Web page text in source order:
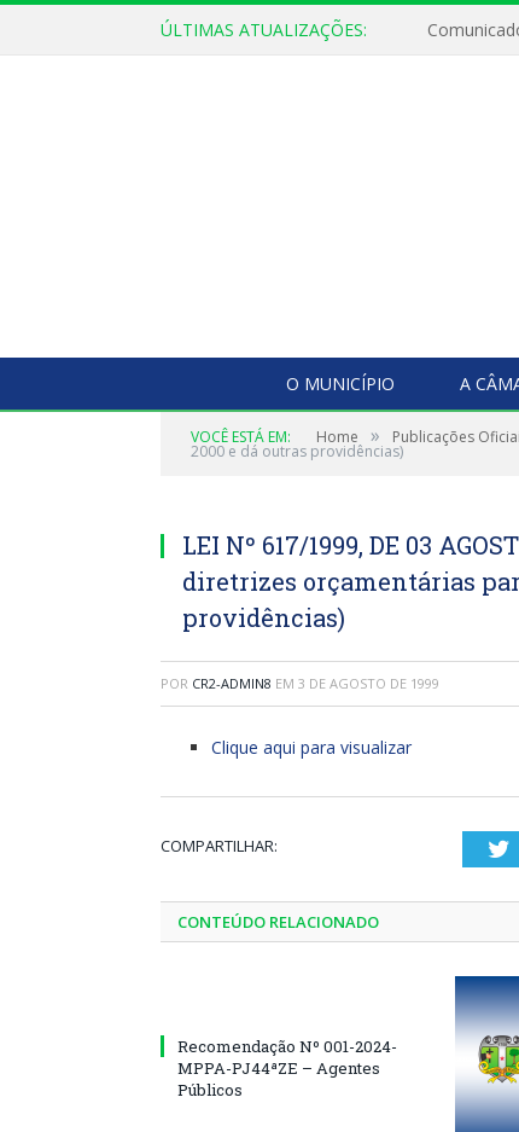
ÚLTIMAS ATUALIZAÇÕES:
O MUNICÍPIO A
VOCÊ ESTÁ EM: Home » Publicações
2000 e dá outras providências)
LEI Nº 617/1999, DE 03
diretrizes orçamentárias
providências)
POR CR2-ADMIN8 EM 3 DE AGOSTO DE 1999
Clique aqui para visualizar
COMPARTILHAR:
CONTEÚDO RELACIONADO
Recomendação Nº 001-2024-
MPPA-PJ44ªZE – Agentes
Públicos